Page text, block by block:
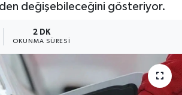
değişebileceğini gösteriyor.
2 DK
OKUNMA SÜRESI